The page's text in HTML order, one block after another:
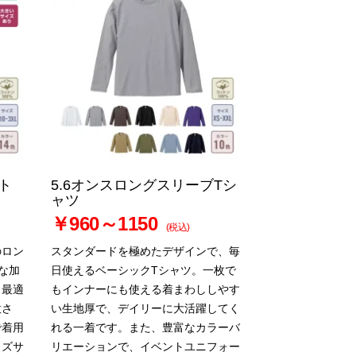
ン
加
適
用
サ
5.6オンスロングスリーブTシ
ャツ
￥960～1150 (税込)
スタンダードを極めたデザインで、毎
日使えるベーシックTシャツ。一枚で
もインナーにも使える着まわししやす
い生地厚で、デイリーに大活躍してく
れる一着です。また、豊富なカラーバ
リエーションで、イベントユニフォー